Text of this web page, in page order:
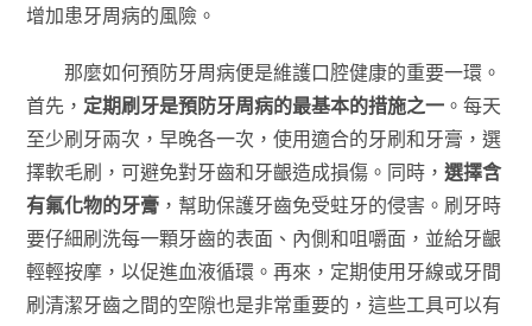
增加患牙周病的風險。
那麼如何預防牙周病便是維護口腔健康的重要一環。
首先， 定期刷牙是預防牙周病的最基本的措施之一 。每天
至少刷牙兩次，早晚各一次，使用適合的牙刷和牙膏，選
擇軟毛刷，可避免對牙齒和牙齦造成損傷。同時，選擇含
有氟化物的牙膏 ，幫助保護牙齒免受蛀牙的侵害。刷牙時
要仔細刷洗每一顆牙齒的表面、內側和咀嚼面，並給牙齦
輕輕按摩，以促進血液循環。再來，定期使用牙線或牙間
刷清潔牙齒之間的空隙也是非常重要的，這些工具可以有